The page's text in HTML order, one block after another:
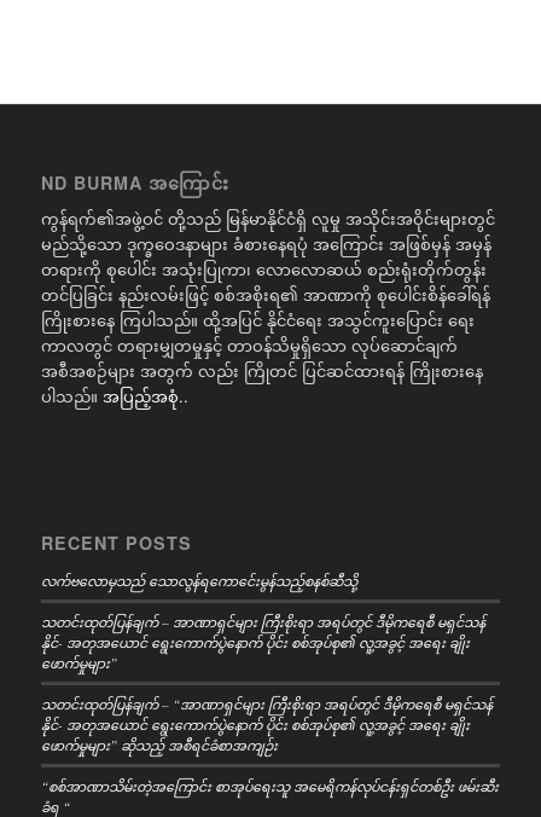
ND BURMA အကြောင်း
ကွန်ရက်၏အဖွဲ့ဝင် တို့သည် မြန်မာနိုင်ငံရှိ လူမှု အသိုင်းအဝိုင်းများတွင်
မည်သို့သော ဒုက္ခဝေဒနာများ ခံစားနေရပုံ အကြောင်း အဖြစ်မှန် အမှန်
တရားကို စုပေါင်း အသုံးပြုကာ၊ လောလောဆယ် စည်းရုံးတိုက်တွန်း
တင်ပြခြင်း နည်းလမ်းဖြင့် စစ်အစိုးရ၏ အာဏာကို စုပေါင်းစိန်ခေါ်ရန်
ကြိုးစားနေ ကြပါသည်။ ထို့အပြင် နိုင်ငံရေး အသွင်ကူးပြောင်း ရေး
ကာလတွင် တရားမျှတမှုနှင့် တာဝန်သိမှုရှိသော လုပ်ဆောင်ချက်
အစီအစဉ်များ အတွက် လည်း ကြိုတင် ပြင်ဆင်ထားရန် ကြိုးစားနေ
ပါသည်။ အပြည့်အစုံ..
RECENT POSTS
လက်ဗလောမှသည် သောလွန်ရကောင်ေးမွန်သည့်စနစ်ဆီသို့
သတင်းထုတ်ပြန်ချက် – အာဏာရှင်များ ကြီးစိုးရာ အရပ်တွင် ဒီမိုကရေစီ မရှင်သန်
နိုင်- အတုအယောင် ရွေးကောက်ပွဲနောက် ပိုင်း စစ်အုပ်စု၏ လူ့အခွင့် အရေး ချိုး
ဖောက်မှုများ”
သတင်းထုတ်ပြန်ချက် – “အာဏာရှင်များ ကြီးစိုးရာ အရပ်တွင် ဒီမိုကရေစီ မရှင်သန်
နိုင်- အတုအယောင် ရွေးကောက်ပွဲနောက် ပိုင်း စစ်အုပ်စု၏ လူ့အခွင့် အရေး ချိုး
ဖောက်မှုများ” ဆိုသည့် အစီရင်ခံစာအကျဉ်း
“စစ်အာဏာသိမ်းတဲ့အကြောင်း စာအုပ်ရေးသူ အမေရိကန်လုပ်ငန်းရှင်တစ်ဦး ဖမ်းဆီး
ခံရ “